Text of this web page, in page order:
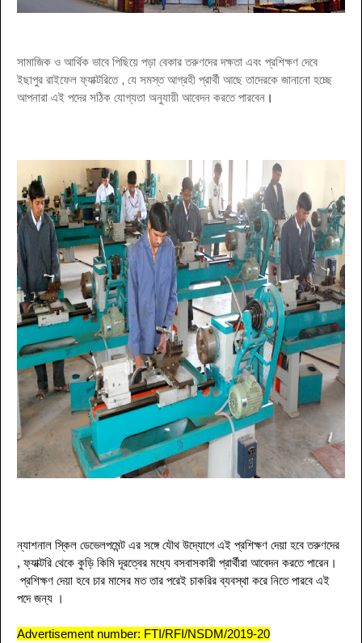
সামাজিক ও আর্থিক ভাবে পিছিয়ে পড়া বেকার তরুণদের দক্ষতা এবং প্রশিক্ষণ দেবে
ইছাপুর রাইফেল ফ্যাক্টরিতে , যে সমস্ত আগ্রহী প্রার্থী আছে তাদেরকে জানানো হচ্ছে
আপনারা এই পদের সঠিক যোগ্যতা অনুযায়ী আবেদন করতে পারবেন ।
ন্যাশনাল স্কিল ডেভেলপমেন্ট এর সঙ্গে যৌথ উদ্যোগে এই প্রশিক্ষণ দেয়া হবে তরুণদের
,ফ্যাক্টরি থেকে কুড়ি কিমি দূরত্বের মধ্যে বসবাসকারী প্রার্থীরা আবেদন করতে পারেন ।
প্রশিক্ষণ দেয়া হবে চার মাসের মত তার পরেই চাকরির ব্যবস্থা করে নিতে পারবে এই
পদে জন্য ।
Advertisement number: FTI/RFI/NSDM/2019-20